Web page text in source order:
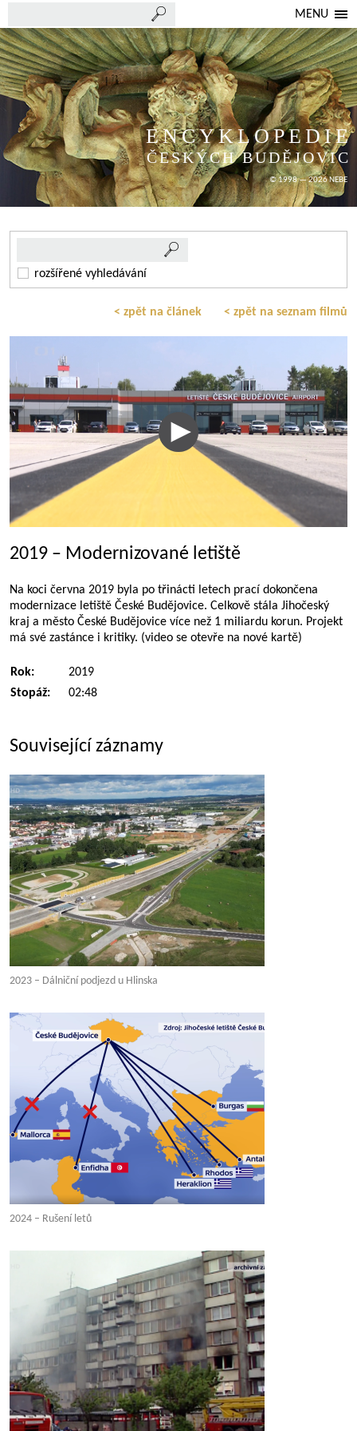
MENU
ENCYKLOPEDIE
ČESKÝCH BUDĚJOVIC
© 1998 — 2026 NEBE
rozšířené vyhledávání
< zpět na článek < zpět na seznam filmů
2019 – Modernizované letiště
Na koci června 2019 byla po třinácti letech prací dokončena
modernizace letiště České Budějovice. Celkově stála Jihočeský
kraj a město České Budějovice více než 1 miliardu korun. Projekt
má své zastánce i kritiky. (video se otevře na nové kartě)
Rok:
2019
Stopáž:
02:48
Související záznamy
2023 – Dálniční podjezd u Hlinska
2024 – Rušení letů